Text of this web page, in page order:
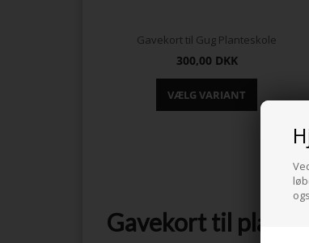
Gavekort til Gug Planteskole
300,00 DKK
Gavekort til